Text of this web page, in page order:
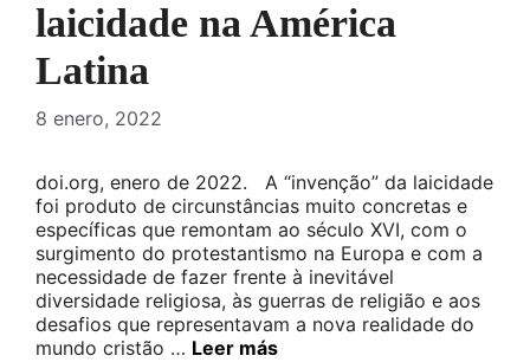
laicidade na América
Latina
8 enero, 2022
doi.org, enero de 2022. A “invenção” da laicidade
foi produto de circunstâncias muito concretas e
específicas que remontam ao século XVI, com o
surgimento do protestantismo na Europa e com a
necessidade de fazer frente à inevitável
diversidade religiosa, às guerras de religião e aos
desafios que representavam a nova realidade do
mundo cristão … Leer más